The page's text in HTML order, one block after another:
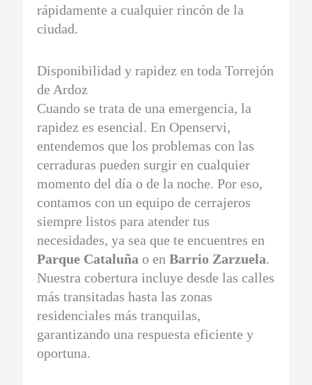
rápidamente a cualquier rincón de la
ciudad.
Disponibilidad y rapidez en toda Torrejón
de Ardoz
Cuando se trata de una emergencia, la
rapidez es esencial. En Openservi,
entendemos que los problemas con las
cerraduras pueden surgir en cualquier
momento del día o de la noche. Por eso,
contamos con un equipo de cerrajeros
siempre listos para atender tus
necesidades, ya sea que te encuentres en
Parque Cataluña o enBarrio Zarzuela.
Nuestra cobertura incluye desde las calles
más transitadas hasta las zonas
residenciales más tranquilas,
garantizando una respuesta eficiente y
oportuna.